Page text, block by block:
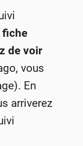
fiche
de voir
vous
En
arriverez